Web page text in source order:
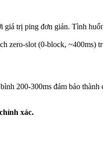
trị ping đơn giản. Tình
zero-slot (0-block, ~400ms)
200-300ms đảm bảo
xác.